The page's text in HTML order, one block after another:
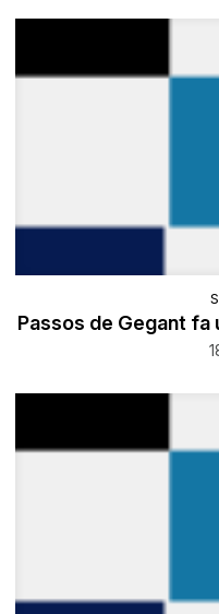
Passos de Gegant fa